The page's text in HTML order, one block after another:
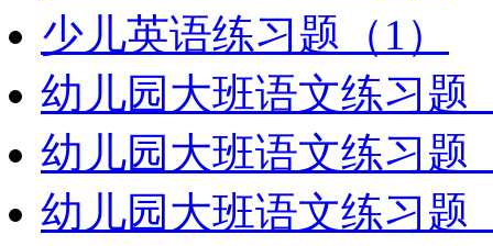
少儿英语练习题（1）
幼儿园大班语文练习题
幼儿园大班语文练习题
幼儿园大班语文练习题